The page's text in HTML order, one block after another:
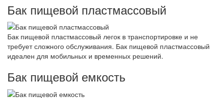
Бак пищевой пластмассовый
Бак пищевой пластмассовый легок в транспортировке и не
требует сложного обслуживания. Бак пищевой пластмассовый
идеален для мобильных и временных решений.
Бак пищевой емкость